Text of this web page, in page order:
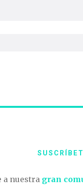
a nuestra gran